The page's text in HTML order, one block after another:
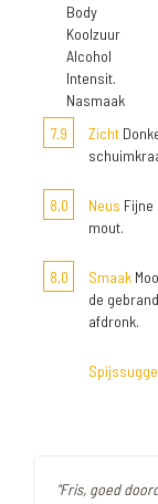
Body
Koolzuur
Alcohol
Intensit.
Nasmaak
7,9
Zicht
8,0 Neus
mout.
8,0 Smaak
de
afdronk.
"Fris, goed